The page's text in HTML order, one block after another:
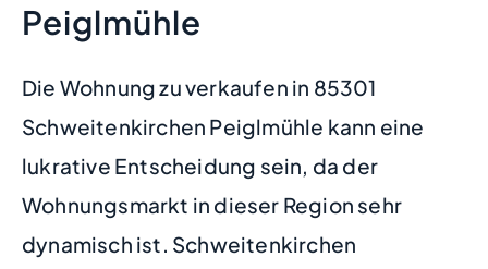
Peiglmühle
Die Wohnung zu verkaufen in 85301
Schweitenkirchen Peiglmühle kann eine
lukrative Entscheidung sein, da der
Wohnungsmarkt in dieser Region sehr
dynamisch ist. Schweitenkirchen